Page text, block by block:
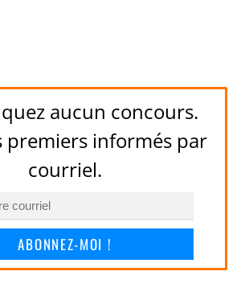
aucun concours.
premiers informés par
courriel.
ABONNEZ-MOI !